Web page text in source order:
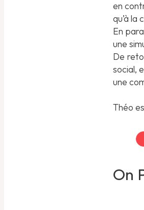
en
qu’à la
En
une
De
social,
une
Théo
On